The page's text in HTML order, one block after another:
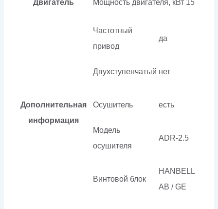
Двигатель Мощность двигателя, кВт 15
Дополнительная
информация
Частотный
привод
да
Двухступенчатый нет
Осушитель есть
Модель
осушителя
ADR-2.5
Винтовой блок
HANBELL
AB / GE